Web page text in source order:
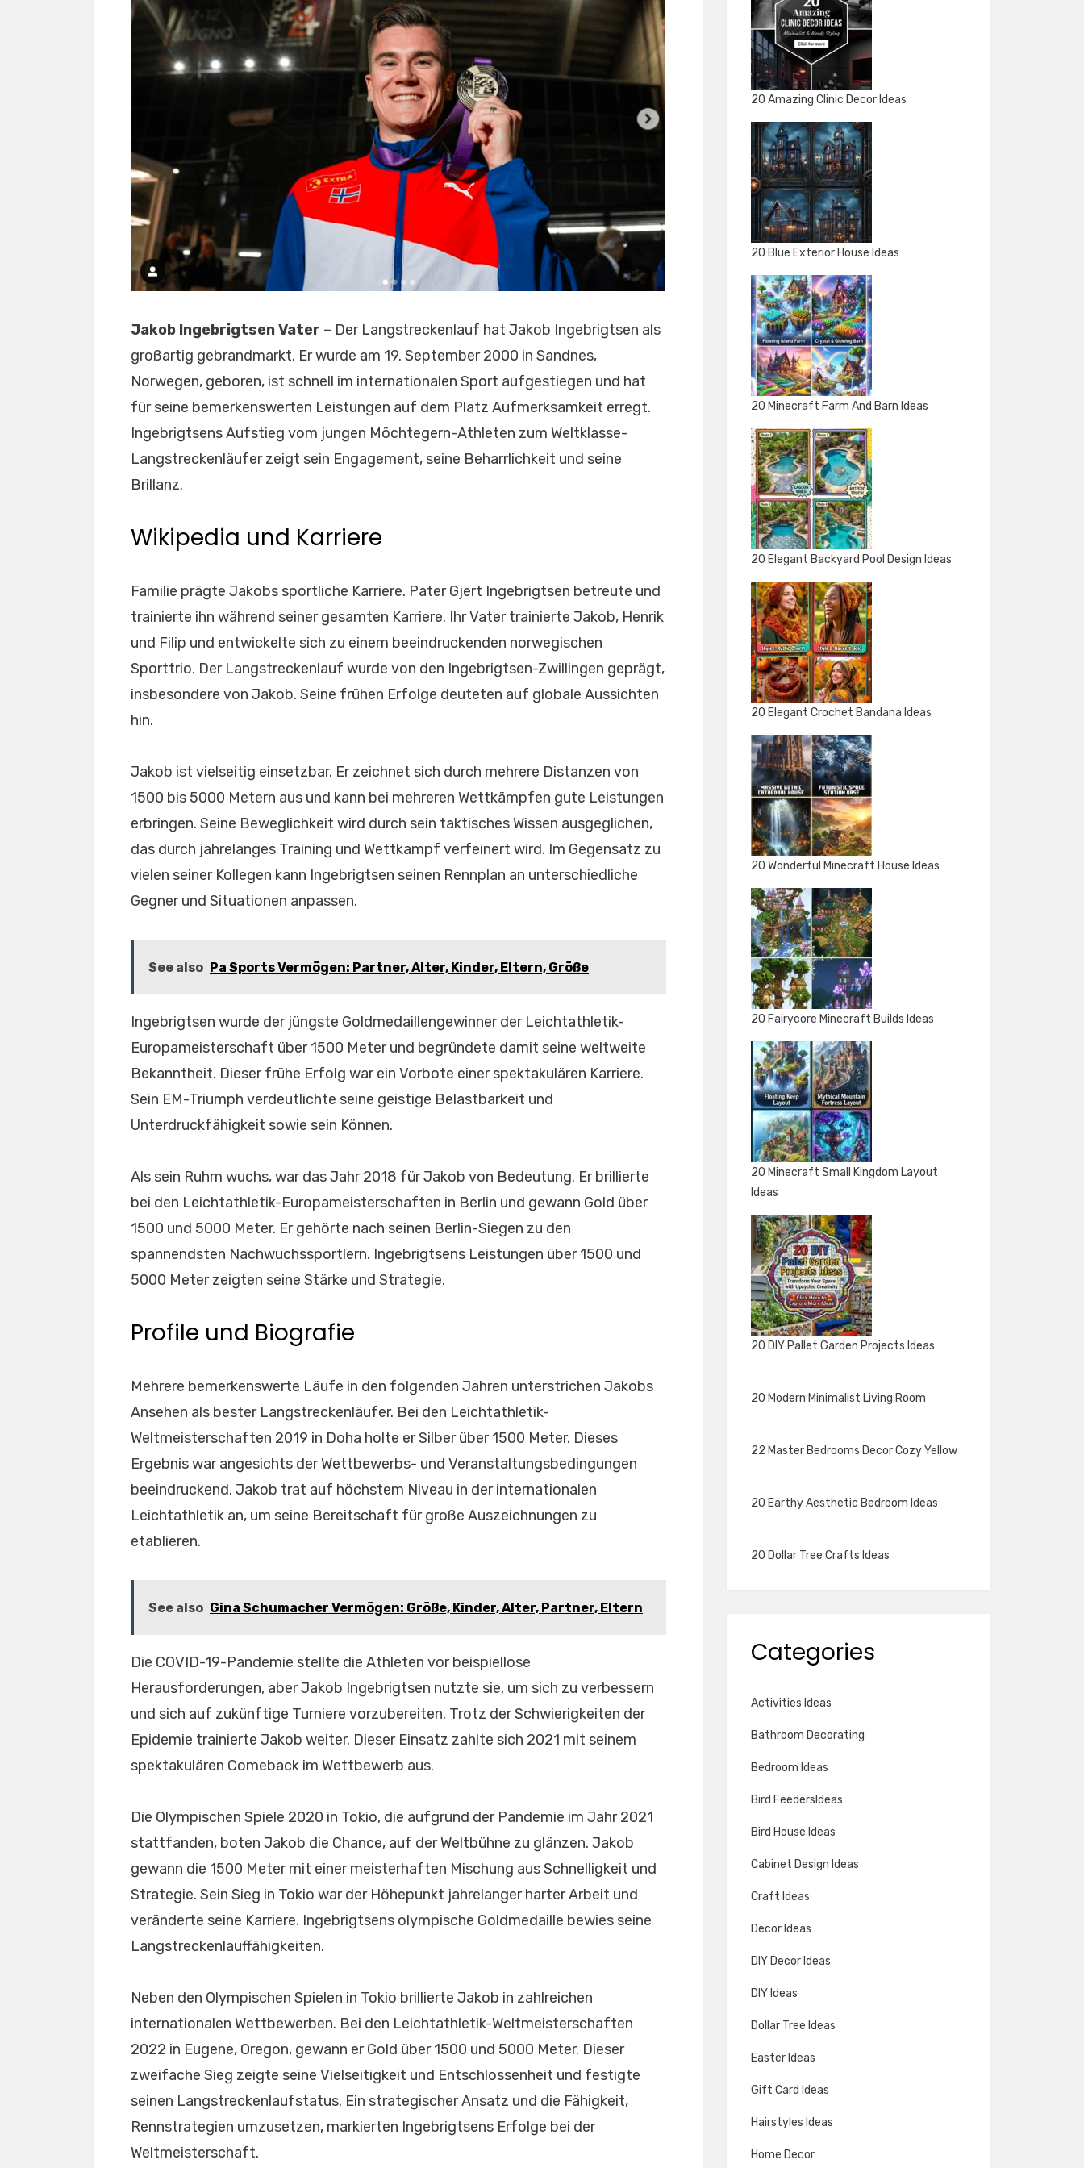
Jakob Ingebrigtsen Vater – Der Langstreckenlauf hat Jakob Ingebrigtsen als
großartig gebrandmarkt. Er wurde am 19. September 2000 in Sandnes,
Norwegen, geboren, ist schnell im internationalen Sport aufgestiegen und hat
für seine bemerkenswerten Leistungen auf dem Platz Aufmerksamkeit erregt.
Ingebrigtsens Aufstieg vom jungen Möchtegern-Athleten zum Weltklasse-
Langstreckenläufer zeigt sein Engagement, seine Beharrlichkeit und seine
Brillanz.
Wikipedia und Karriere
Familie prägte Jakobs sportliche Karriere. Pater Gjert Ingebrigtsen betreute und
trainierte ihn während seiner gesamten Karriere. Ihr Vater trainierte Jakob, Henrik
und Filip und entwickelte sich zu einem beeindruckenden norwegischen
Sporttrio. Der Langstreckenlauf wurde von den Ingebrigtsen-Zwillingen geprägt,
insbesondere von Jakob. Seine frühen Erfolge deuteten auf globale Aussichten
hin.
Jakob ist vielseitig einsetzbar. Er zeichnet sich durch mehrere Distanzen von
1500 bis 5000 Metern aus und kann bei mehreren Wettkämpfen gute Leistungen
erbringen. Seine Beweglichkeit wird durch sein taktisches Wissen ausgeglichen,
das durch jahrelanges Training und Wettkampf verfeinert wird. Im Gegensatz zu
vielen seiner Kollegen kann Ingebrigtsen seinen Rennplan an unterschiedliche
Gegner und Situationen anpassen.
See also Pa Sports Vermögen: Partner, Alter, Kinder, Eltern, Größe
Ingebrigtsen wurde der jüngste Goldmedaillengewinner der Leichtathletik-
Europameisterschaft über 1500 Meter und begründete damit seine weltweite
Bekanntheit. Dieser frühe Erfolg war ein Vorbote einer spektakulären Karriere.
Sein EM-Triumph verdeutlichte seine geistige Belastbarkeit und
Unterdruckfähigkeit sowie sein Können.
Als sein Ruhm wuchs, war das Jahr 2018 für Jakob von Bedeutung. Er brillierte
bei den Leichtathletik-Europameisterschaften in Berlin und gewann Gold über
1500 und 5000 Meter. Er gehörte nach seinen Berlin-Siegen zu den
spannendsten Nachwuchssportlern. Ingebrigtsens Leistungen über 1500 und
5000 Meter zeigten seine Stärke und Strategie.
Profile und Biografie
Mehrere bemerkenswerte Läufe in den folgenden Jahren unterstrichen Jakobs
Ansehen als bester Langstreckenläufer. Bei den Leichtathletik-
Weltmeisterschaften 2019 in Doha holte er Silber über 1500 Meter. Dieses
Ergebnis war angesichts der Wettbewerbs- und Veranstaltungsbedingungen
beeindruckend. Jakob trat auf höchstem Niveau in der internationalen
Leichtathletik an, um seine Bereitschaft für große Auszeichnungen zu
etablieren.
See also Gina Schumacher Vermögen: Größe, Kinder, Alter, Partner, Eltern
Die COVID-19-Pandemie stellte die Athleten vor beispiellose
Herausforderungen, aber Jakob Ingebrigtsen nutzte sie, um sich zu verbessern
und sich auf zukünftige Turniere vorzubereiten. Trotz der Schwierigkeiten der
Epidemie trainierte Jakob weiter. Dieser Einsatz zahlte sich 2021 mit seinem
spektakulären Comeback im Wettbewerb aus.
Die Olympischen Spiele 2020 in Tokio, die aufgrund der Pandemie im Jahr 2021
stattfanden, boten Jakob die Chance, auf der Weltbühne zu glänzen. Jakob
gewann die 1500 Meter mit einer meisterhaften Mischung aus Schnelligkeit und
Strategie. Sein Sieg in Tokio war der Höhepunkt jahrelanger harter Arbeit und
veränderte seine Karriere. Ingebrigtsens olympische Goldmedaille bewies seine
Langstreckenlauffähigkeiten.
Neben den Olympischen Spielen in Tokio brillierte Jakob in zahlreichen
internationalen Wettbewerben. Bei den Leichtathletik-Weltmeisterschaften
2022 in Eugene, Oregon, gewann er Gold über 1500 und 5000 Meter. Dieser
zweifache Sieg zeigte seine Vielseitigkeit und Entschlossenheit und festigte
seinen Langstreckenlaufstatus. Ein strategischer Ansatz und die Fähigkeit,
Rennstrategien umzusetzen, markierten Ingebrigtsens Erfolge bei der
Weltmeisterschaft.
20 Amazing Clinic Decor Ideas
20 Blue Exterior House Ideas
20 Minecraft Farm And Barn Ideas
20 Elegant Backyard Pool Design Ideas
20 Elegant Crochet Bandana Ideas
20 Wonderful Minecraft House Ideas
20 Fairycore Minecraft Builds Ideas
20 Minecraft Small Kingdom Layout
Ideas
20 DIY Pallet Garden Projects Ideas
20 Modern Minimalist Living Room
22 Master Bedrooms Decor Cozy Yellow
20 Earthy Aesthetic Bedroom Ideas
20 Dollar Tree Crafts Ideas
Categories
Activities Ideas
Bathroom Decorating
Bedroom Ideas
Bird FeedersIdeas
Bird House Ideas
Cabinet Design Ideas
Craft Ideas
Decor Ideas
DIY Decor Ideas
DIY Ideas
Dollar Tree Ideas
Easter Ideas
Gift Card Ideas
Hairstyles Ideas
Home Decor